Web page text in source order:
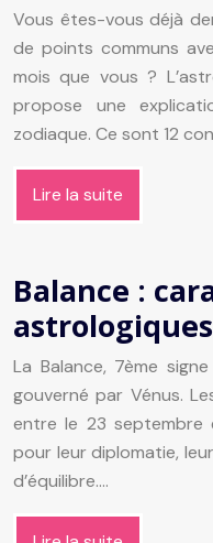
Vous êtes-vous déjà
de points communs
mois que vous ?
propose une
zodiaque. Ce sont 12
Lire la suite
Balance :
La Balance, 7ème
gouverné par Vénus.
entre le 23
pour leur diplomatie,
d’équilibre….